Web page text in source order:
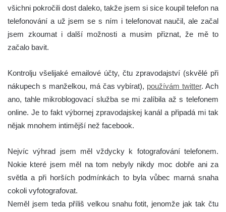
všichni pokročili dost daleko, takže jsem si sice koupil telefon na
telefonování a už jsem se s ním i telefonovat naučil, ale začal
jsem zkoumat i další možnosti a musim přiznat, že mě to
začalo bavit.
Kontrolju všelijaké emailové účty, čtu zpravodajství (skvělé při
nákupech s manželkou, má čas vybírat), používám twitter. Ach
ano, tahle mikroblogovací služba se mi zalíbila až s telefonem
online. Je to fakt výbornej zpravodajskej kanál a připadá mi tak
nějak mnohem intimější než facebook.
Nejvíc výhrad jsem měl vždycky k fotografování telefonem.
Nokie které jsem měl na tom nebyly nikdy moc dobře ani za
světla a při horších podmínkách to byla vůbec marná snaha
cokoli vyfotografovat.
Neměl jsem teda příliš velkou snahu fotit, jenomže jak tak čtu